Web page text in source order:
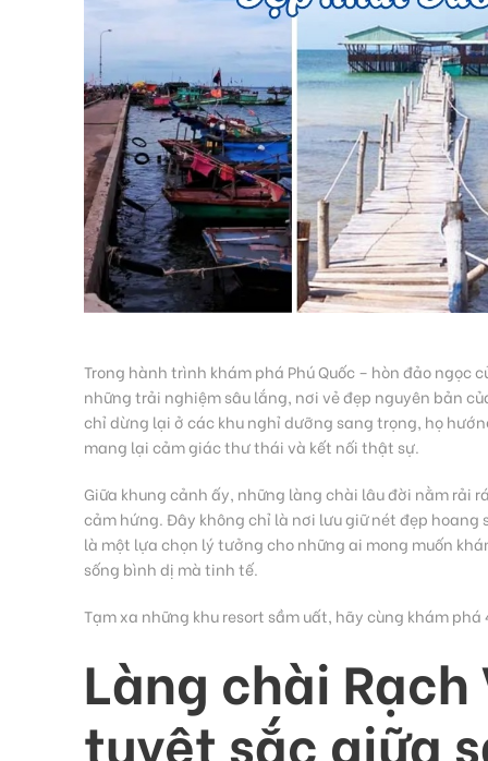
Trong hành trình khám phá Phú Quốc – hòn đảo
những trải nghiệm sâu lắng, nơi vẻ đẹp nguyên bản
chỉ dừng lại ở các khu nghỉ dưỡng sang trọng, họ
mang lại cảm giác thư thái và kết nối thật sự.
Giữa khung cảnh ấy, những làng chài lâu đời nằm rải
cảm hứng. Đây không chỉ là nơi lưu giữ nét đẹp
là một lựa chọn lý tưởng cho những ai mong muốn
sống bình dị mà tinh tế.
Tạm xa những khu resort sầm uất, hãy cùng khám
Làng chài
tuyệt sắc giữa